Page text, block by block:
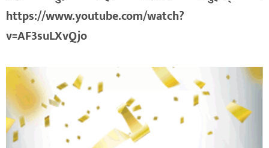
https://www.youtube.com/watch?
v=AF3suLXvQjo